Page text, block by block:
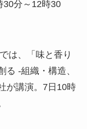
30分～12時30
は、「味と香り
-組織・構造、
が講演。7日10時